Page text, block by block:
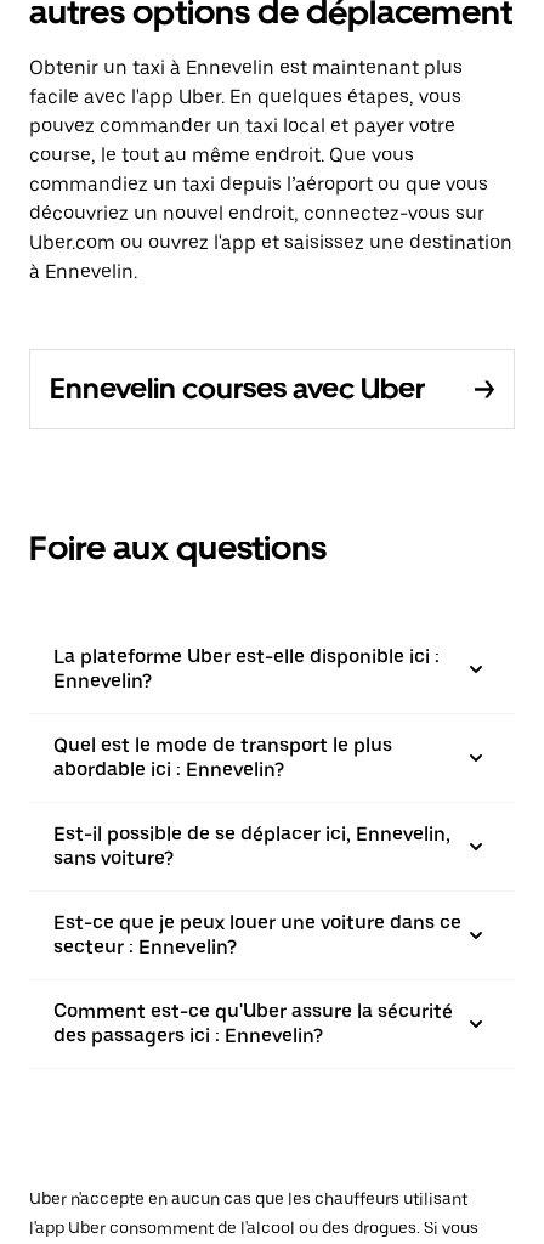
autres options de déplacement
Obtenir un taxi à Ennevelin est maintenant plus
facile avec l'app Uber. En quelques étapes, vous
pouvez commander un taxi local et payer votre
course, le tout au même endroit. Que vous
commandiez un taxi depuis l’aéroport ou que vous
découvriez un nouvel endroit, connectez-vous sur
Uber.com ou ouvrez l'app et saisissez une destination
à Ennevelin.
Ennevelin courses avec Uber
Foire aux questions
La plateforme Uber est-elle disponible ici :
Ennevelin?
Quel est le mode de transport le plus
abordable ici : Ennevelin?
Est-il possible de se déplacer ici, Ennevelin,
sans voiture?
Est-ce que je peux louer une voiture dans ce
secteur : Ennevelin?
Comment est-ce qu'Uber assure la sécurité
des passagers ici : Ennevelin?
Uber n'accepte en aucun cas que les chauffeurs utilisant
l'app Uber consomment de l'alcool ou des drogues. Si vous